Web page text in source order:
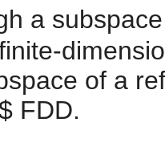
a
of a
FDD.